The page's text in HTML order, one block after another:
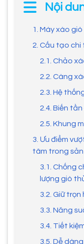
Nội
1. Máy xào
2. Cấu tạo
2.1. Chảo
2.2. Càng
2.3. Hệ
2.4. Biến
2.5. Khung
3. Ưu điểm
tâm trong
3.1. Chống
lượng giò
3.2. Giữ
3.3. Năng
3.4. Tiết
3.5. Dễ